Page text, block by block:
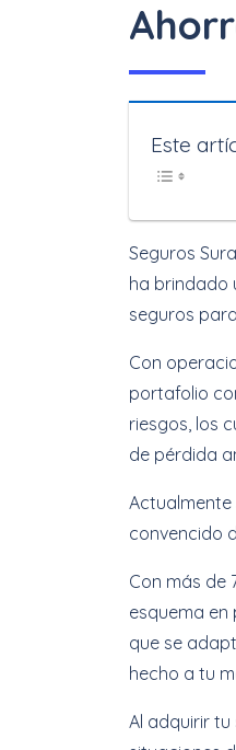
Este
Seguros
ha brindado
seguros
Con
portafolio
riesgos, los
de pérdida
Actualmente
convencido
Con más de
esquema en
que se
hecho a tu
Al adquirir